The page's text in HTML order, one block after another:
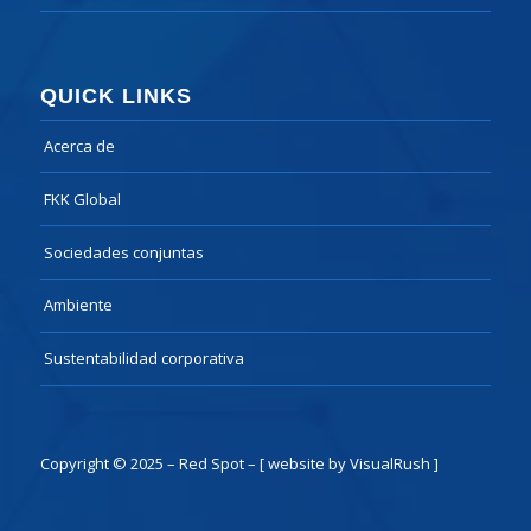
QUICK LINKS
Acerca de
FKK Global
Sociedades conjuntas
Ambiente
Sustentabilidad corporativa
Copyright © 2025 – Red Spot – [ website by VisualRush ]